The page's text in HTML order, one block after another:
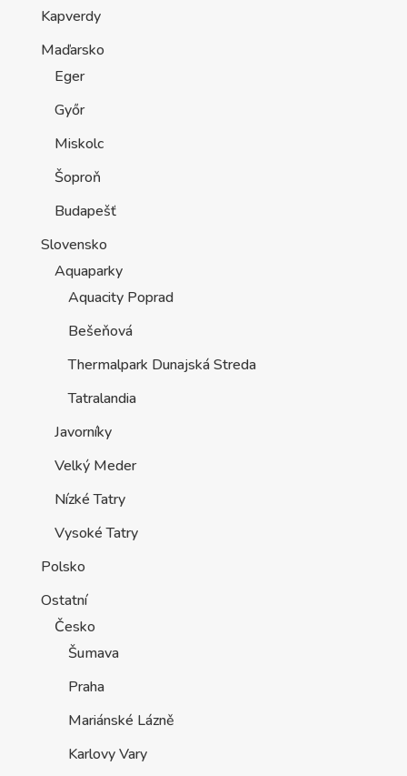
Kapverdy
Maďarsko
Eger
Győr
Miskolc
Šoproň
Budapešť
Slovensko
Aquaparky
Aquacity Poprad
Bešeňová
Thermalpark Dunajská Streda
Tatralandia
Javorníky
Velký Meder
Nízké Tatry
Vysoké Tatry
Polsko
Ostatní
Česko
Šumava
Praha
Mariánské Lázně
Karlovy Vary